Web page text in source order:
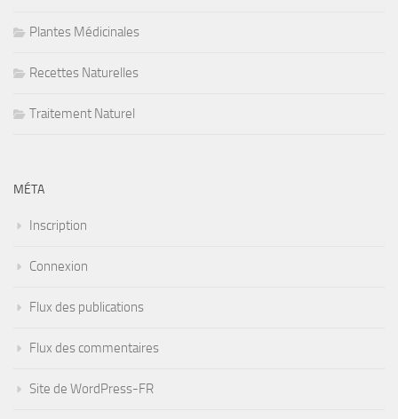
Plantes Médicinales
Recettes Naturelles
Traitement Naturel
MÉTA
Inscription
Connexion
Flux des publications
Flux des commentaires
Site de WordPress-FR